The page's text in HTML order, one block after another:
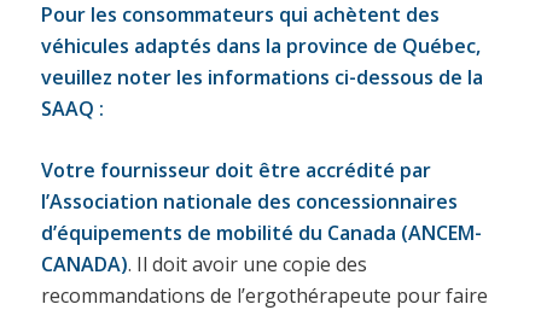
Pour les consommateurs qui achètent des
véhicules adaptés dans la province de Québec,
veuillez noter les informations ci-dessous de la
SAAQ :
Votre fournisseur doit être accrédité par
l’Association nationale des concessionnaires
d’équipements de mobilité du Canada (ANCEM-
CANADA). Il doit avoir une copie des
recommandations de l’ergothérapeute pour faire